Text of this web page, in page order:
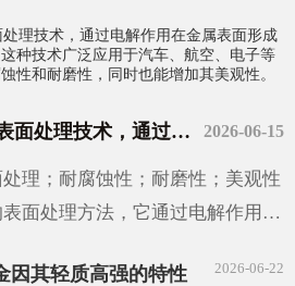
2026-06-15
用于汽车、航空、电子等领域，能够提高材料的耐腐蚀性和耐磨性，同时也能增加其美观性。
理；耐腐蚀性；耐磨性；美观性
面处理方法，它通过电解作用在
2026-06-22
因其轻质高强的特性